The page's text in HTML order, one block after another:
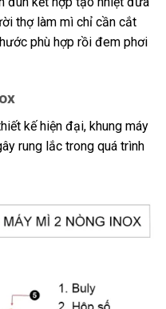
thợ làm mì chỉ cần cắt
phù hợp rồi đem phơi
kế hiện đại, khung máy
rung lắc trong quá trình